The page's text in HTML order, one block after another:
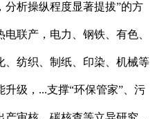
析操纵程度显著提拔”的方
联产，电力、钢铁、有色、
、纺织、制纸、印染、机械等
级，...支撑“环保管家”、污